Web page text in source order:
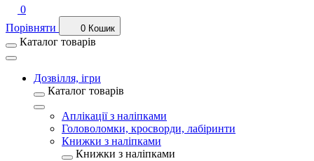
0
Порівняти
0 Кошик
Каталог товарів
Дозвілля, ігри
Каталог товарів
Аплікації з наліпками
Головоломки, кросворди, лабіринти
Книжки з наліпками
Книжки з наліпками